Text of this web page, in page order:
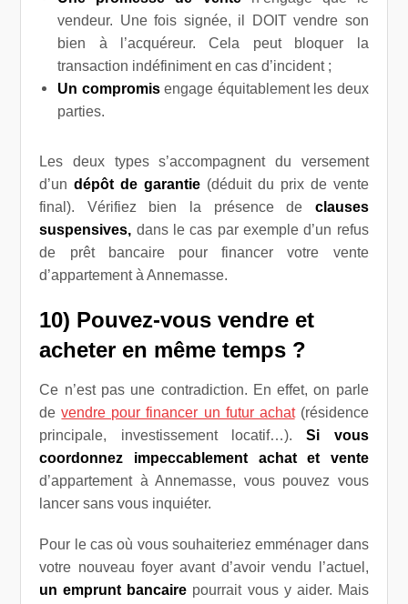
vendeur. Une fois signée, il DOIT vendre son
bien à l’acquéreur. Cela peut bloquer la
transaction indéfiniment en cas d’incident ;
Un compromisengage équitablement les deux
parties.
Les deux types s’accompagnent du versement
d’undépôt de garantie (déduit du prix de vente
final). Vérifiez bien la présence de clauses
suspensives, dans le cas par exemple d’un refus
de prêt bancaire pour financer votre vente
d’appartement à Annemasse.
10) Pouvez-vous vendre et
acheter en même temps ?
Ce n’est pas une contradiction. En effet, on parle
devendre pour financer un futur achat(résidence
principale, investissement locatif…).Si vous
coordonnez impeccablement achat et vente
d’appartement à Annemasse, vous pouvez vous
lancer sans vous inquiéter.
Pour le cas où vous souhaiteriez emménager dans
votre nouveau foyer avant d’avoir vendu l’actuel,
un emprunt bancaire pourrait vous y aider. Mais